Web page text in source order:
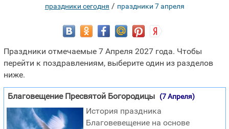
праздники сегодня / праздники 7 апреля
Праздники отмечаемые 7 Апреля 2027 года. Чтобы
перейти к поздравлениям, выберите один из разделов
ниже.
Благовещение Пресвятой Богородицы (7 Апреля)
История праздника
Благовевещение на основе